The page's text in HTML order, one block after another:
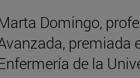
Domingo,
premiada
de la